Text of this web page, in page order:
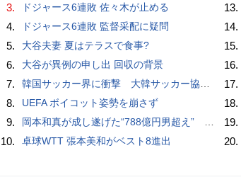
3. ドジャース6連敗 佐々木が止める
4. ドジャース6連敗 監督采配に疑問
5. 大谷夫妻 夏はテラスで食事?
6. 大谷が異例の申し出 回収の背景
7. 韓国サッカー界に衝撃 大韓サッカー協会に外国人審判への“性的接待”疑惑 韓国メディアが報道
8. UEFA ボイコット姿勢を崩さず
9. 岡本和真が成し遂げた“788億円男超え” いつのまにか「3位」…見据える球団記録更新
10. 卓球WTT 張本美和がベスト8進出
13.
14.
15.
16.
17.
18.
19.
20.